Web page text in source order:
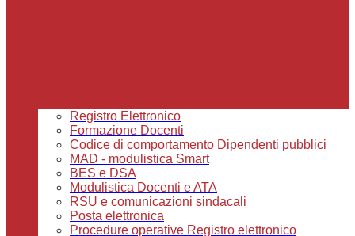
Registro Elettronico
Formazione Docenti
Codice di comportamento Dipendenti pubblici
MAD - modulistica Smart
BES e DSA
Modulistica Docenti e ATA
RSU e comunicazioni sindacali
Posta elettronica
Procedure operative Registro elettronico